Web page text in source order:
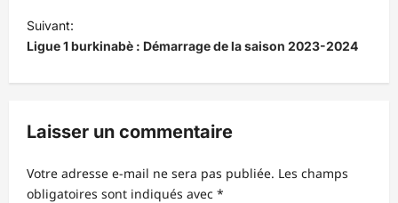
v
i
t
o
Suivant:
Ligue 1 burkinabè : Démarrage de la saison 2023-2024
Laisser un commentaire
Votre adresse e-mail ne sera pas publiée. Les champs
obligatoires sont indiqués avec *